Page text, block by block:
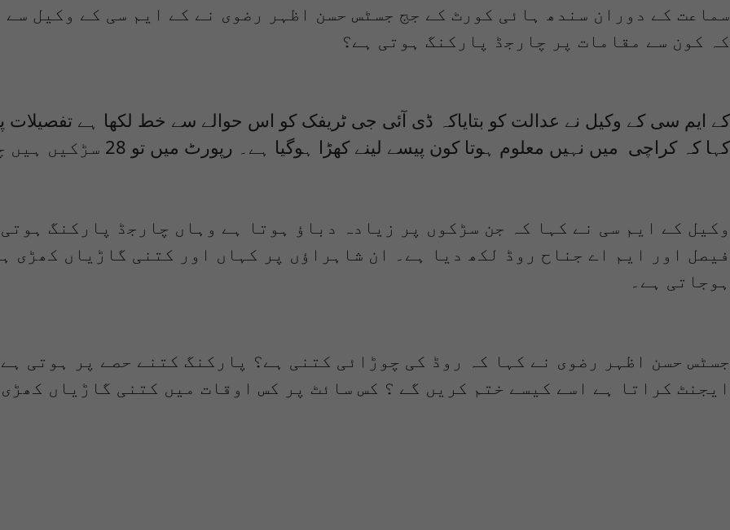
سماعت کے دوران سندھ ہائی کورٹ کے جج جسٹس حسن اظہر رضوی نے کے ایم سی کے وکیل
کہ کون سے مقامات پر چارجڈ پارکنگ ہوتی ہے؟
کے ایم سی کے وکیل نے عدالت کو بتایاکہ ڈی آئی جی ٹریفک کو اس حوالے سے خط لکھا ہے
کہا کہ کراچی میں نہیں معلوم ہوتا کون پیسے لینے کھڑا ہوگیا ہے۔ رپورٹ میں تو 28 سڑکیں ہیں چارجڈ پارکنگ شہر بھر میں ہے۔
وکیل کے ایم سی نے کہا کہ جن سڑکوں پر زیادہ دباؤ ہوتا ہے وہاں چارجڈ پارکنگ
فیصل اور ایم اے جناح روڈ لکھ دیا ہے۔ ان شاہراؤں پر کہاں اور کتنی گاڑیاں کھڑی
ہوجاتی ہے۔
جسٹس حسن اظہر رضوی نے کہا کہ روڈ کی چوڑائی کتنی ہے؟ پارکنگ کتنے حصے پر ہوتی
ایجنٹ کراتا ہے اسے کیسے ختم کریں گے ؟ کس سائٹ پر کس اوقات میں کتنی گاڑیاں